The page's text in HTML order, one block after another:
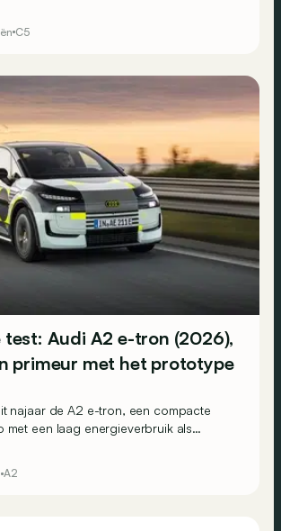
C5
test: Audi A2 e-tron (2026),
primeur met het prototype
najaar de A2 e-tron, een compacte
met een laag energieverbruik als
A2